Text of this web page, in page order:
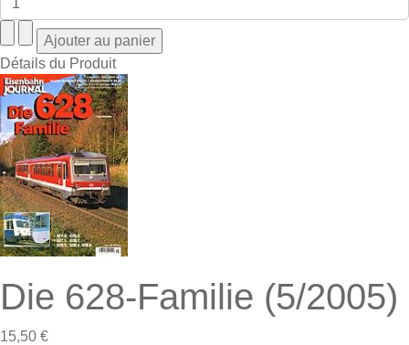
Détails du Produit
Die 628-Familie (5/2005)
15,50 €